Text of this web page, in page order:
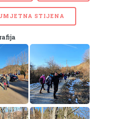
STIJENA